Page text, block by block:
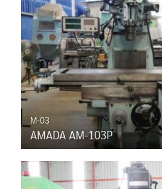
M-03
AMADA AM-103P